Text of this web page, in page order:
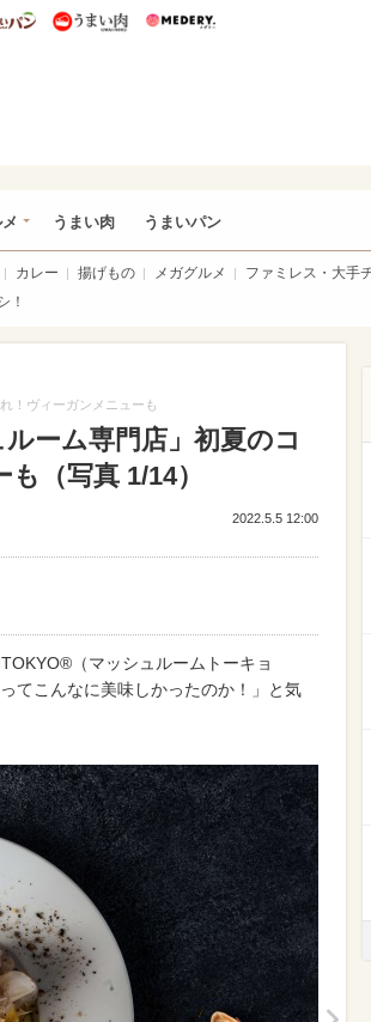
集
めし うまいパン うまい肉
うまい肉 うまいパン
カレー 揚げもの メガグルメ ファミレス・大手
！
！ヴィーガンメニューも
ーム専門店」初夏のコ
（写真 1/14）
2022.5.5 12:00
（マッシュルームトーキョ
てこんなに美味しかったのか！」と気